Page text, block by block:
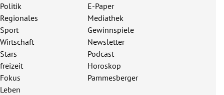
Politik
Regionales
Sport
Wirtschaft
Stars
freizeit
Fokus
Leben
E-Paper
Mediathek
Gewinnspiele
Newsletter
Podcast
Horoskop
Pammesberger